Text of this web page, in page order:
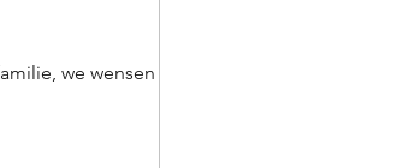
we wensen